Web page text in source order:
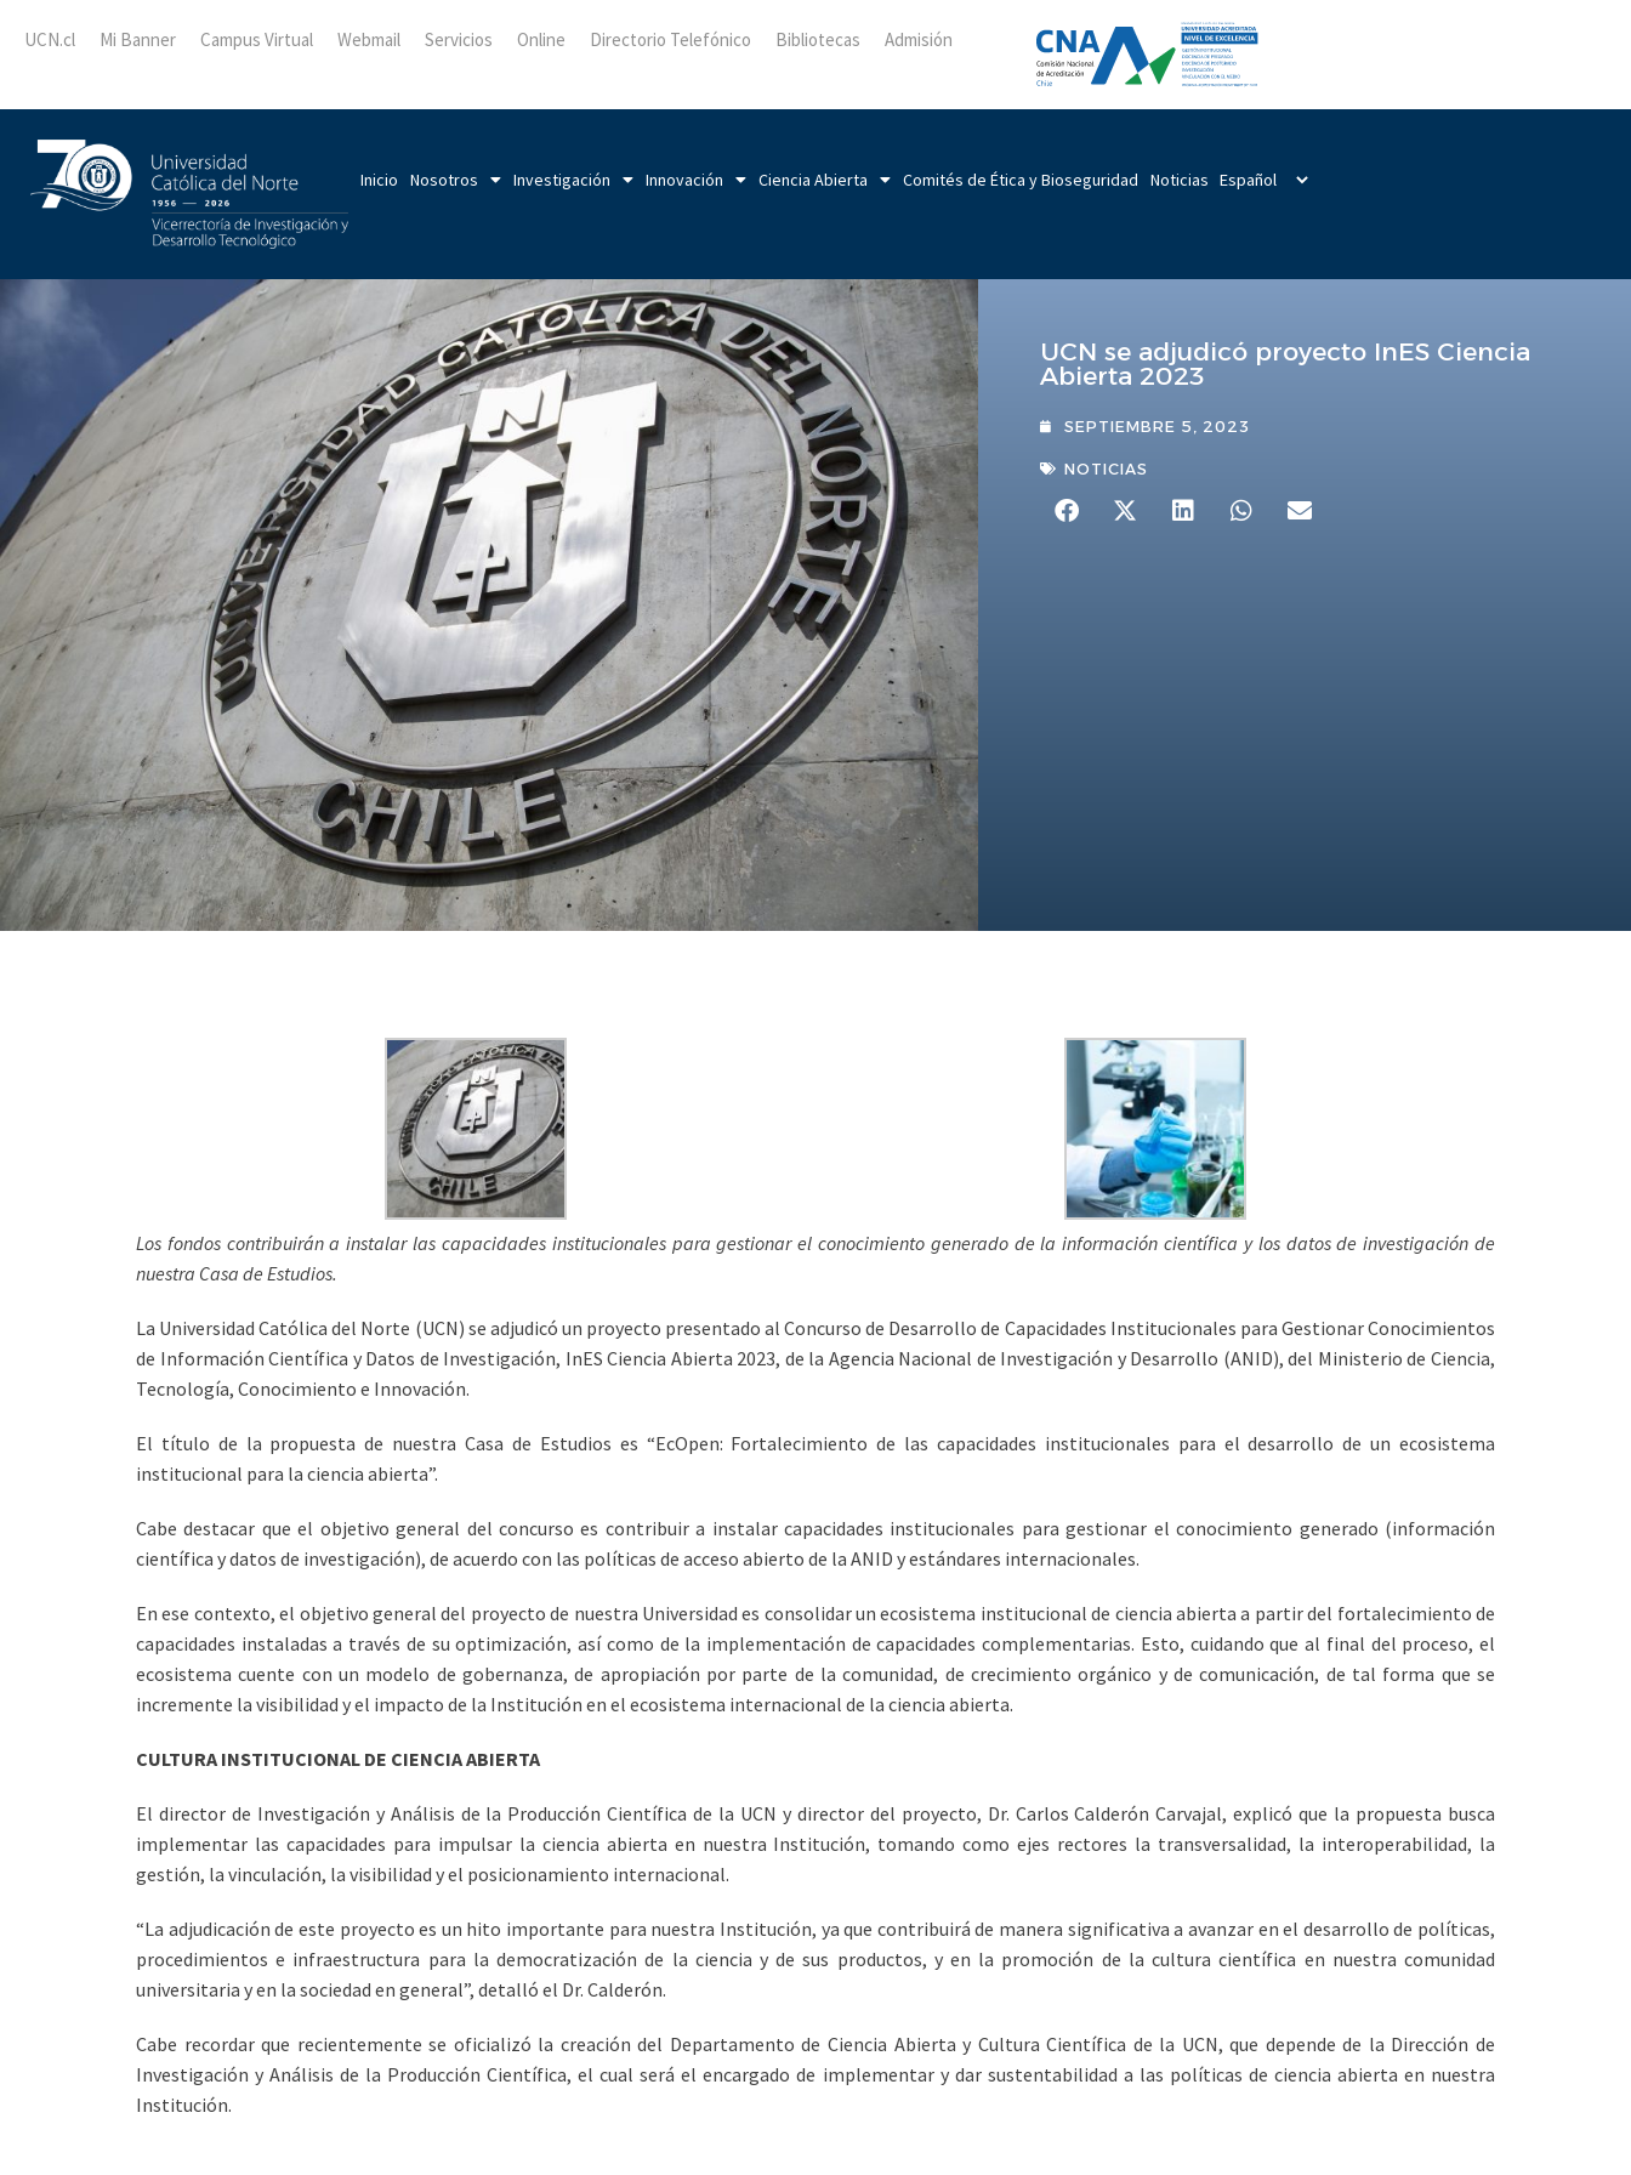
UCN.cl Mi Banner Campus Virtual Webmail Servicios Online Directorio Telefónico Bibliotecas Admisión
Inicio Nosotros Investigación Innovación Ciencia Abierta Comités de Ética y Bioseguridad Noticias
UCN se adjudicó proyecto InES Ciencia
Abierta 2023
SEPTIEMBRE 5, 2023
NOTICIAS
Los fondos contribuirán a instalar las capacidades institucionales para gestionar el conocimiento generado de la información científica y los datos de investigación de
nuestra Casa de Estudios.
La Universidad Católica del Norte (UCN) se adjudicó un proyecto presentado al Concurso de Desarrollo de Capacidades Institucionales para Gestionar Conocimientos
de Información Científica y Datos de Investigación, InES Ciencia Abierta 2023, de la Agencia Nacional de Investigación y Desarrollo (ANID), del Ministerio de Ciencia,
Tecnología, Conocimiento e Innovación.
El título de la propuesta de nuestra Casa de Estudios es “EcOpen: Fortalecimiento de las capacidades institucionales para el desarrollo de un ecosistema
institucional para la ciencia abierta”.
Cabe destacar que el objetivo general del concurso es contribuir a instalar capacidades institucionales para gestionar el conocimiento generado (información
científica y datos de investigación), de acuerdo con las políticas de acceso abierto de la ANID y estándares internacionales.
En ese contexto, el objetivo general del proyecto de nuestra Universidad es consolidar un ecosistema institucional de ciencia abierta a partir del fortalecimiento de
capacidades instaladas a través de su optimización, así como de la implementación de capacidades complementarias. Esto, cuidando que al final del proceso, el
ecosistema cuente con un modelo de gobernanza, de apropiación por parte de la comunidad, de crecimiento orgánico y de comunicación, de tal forma que se
incremente la visibilidad y el impacto de la Institución en el ecosistema internacional de la ciencia abierta.
CULTURA INSTITUCIONAL DE CIENCIA ABIERTA
El director de Investigación y Análisis de la Producción Científica de la UCN y director del proyecto, Dr. Carlos Calderón Carvajal, explicó que la propuesta busca
implementar las capacidades para impulsar la ciencia abierta en nuestra Institución, tomando como ejes rectores la transversalidad, la interoperabilidad, la
gestión, la vinculación, la visibilidad y el posicionamiento internacional.
“La adjudicación de este proyecto es un hito importante para nuestra Institución, ya que contribuirá de manera significativa a avanzar en el desarrollo de políticas,
procedimientos e infraestructura para la democratización de la ciencia y de sus productos, y en la promoción de la cultura científica en nuestra comunidad
universitaria y en la sociedad en general”, detalló el Dr. Calderón.
Cabe recordar que recientemente se oficializó la creación del Departamento de Ciencia Abierta y Cultura Científica de la UCN, que depende de la Dirección de
Investigación y Análisis de la Producción Científica, el cual será el encargado de implementar y dar sustentabilidad a las políticas de ciencia abierta en nuestra
Institución.